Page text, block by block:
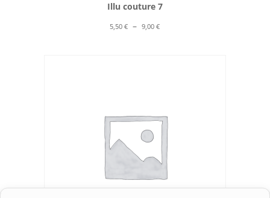
Illu couture 7
5,50€ – 9,00€Plage